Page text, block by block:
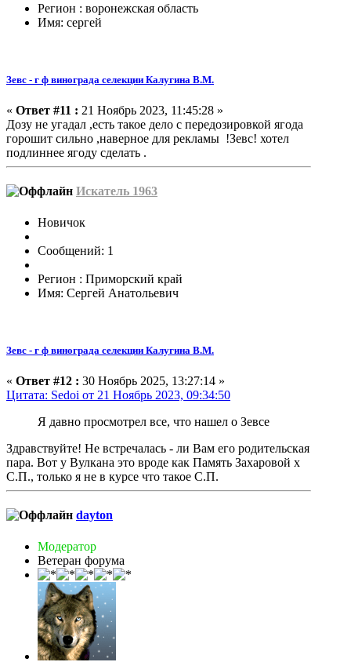
Регион : воронежская область
Имя: сергей
Зевс - г ф винограда селекции Калугина В.М.
« Ответ #11 : 21 Ноябрь 2023, 11:45:28 »
Дозу не угадал ,есть такое дело с передозировкой ягода
горошит сильно ,наверное для рекламы !Зевс! хотел
подлиннее ягоду сделать .
Искатель 1963
Новичок
Сообщений: 1
Регион : Приморский край
Имя: Сергей Анатольевич
Зевс - г ф винограда селекции Калугина В.М.
« Ответ #12 : 30 Ноябрь 2025, 13:27:14 »
Цитата: Sedoi от 21 Ноябрь 2023, 09:34:50
Я давно просмотрел все, что нашел о Зевсе
Здравствуйте! Не встречалась - ли Вам его родительская
пара. Вот у Вулкана это вроде как Память Захаровой х
С.П., только я не в курсе что такое С.П.
dayton
Модератор
Ветеран форума